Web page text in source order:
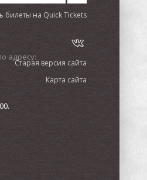
адресу:
билеты на Quick Tickets
Старая версия сайта
Карта сайта